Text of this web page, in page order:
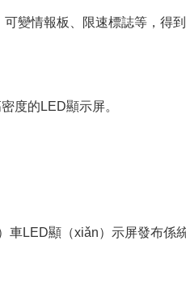
變情報板、限速標誌等，得到
度的LED顯示屏。
LED顯（xiǎn）示屏發布係